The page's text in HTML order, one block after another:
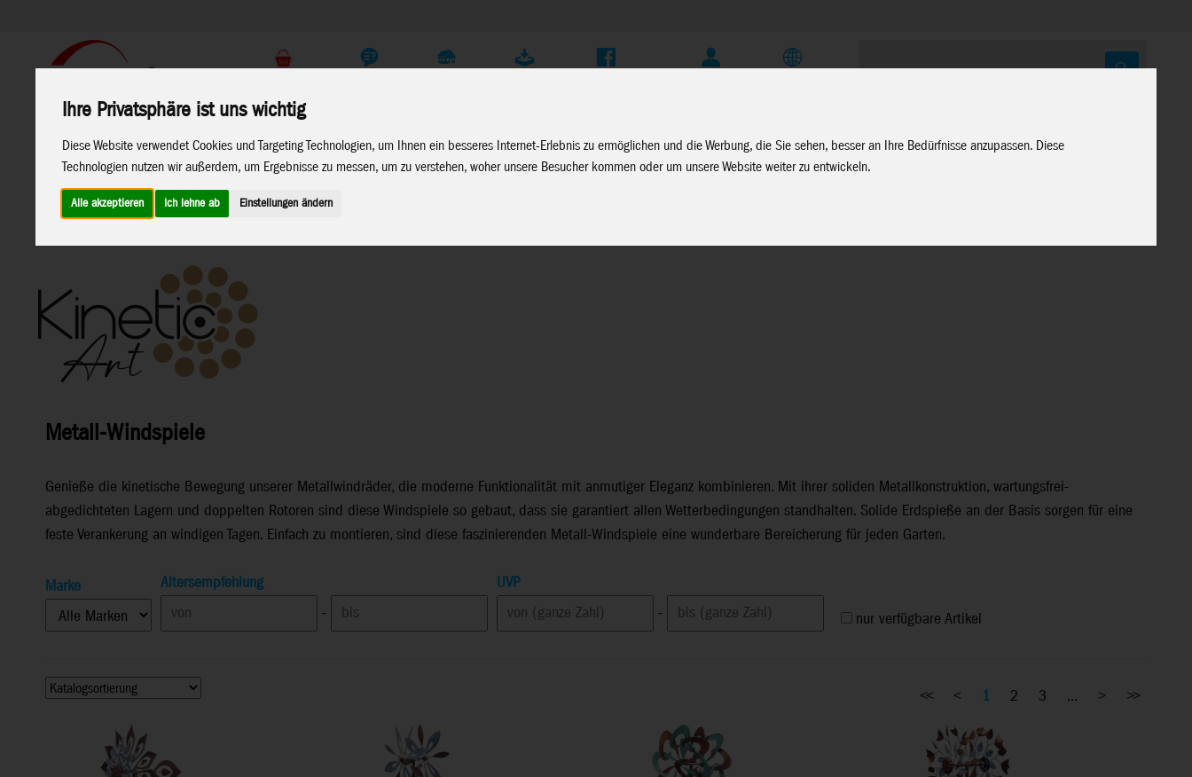
Ihre Privatsphäre ist uns wichtig
Diese Website verwendet Cookies und Targeting Technologien, um Ihnen ein besseres Internet-Erlebnis zu ermöglichen und die Werbung, die Sie sehen, besser an Ihre Bedürfnisse anzupassen. Diese
Technologien nutzen wir außerdem, um Ergebnisse zu messen, um zu verstehen, woher unsere Besucher kommen oder um unsere Website weiter zu entwickeln.
Alle akzeptieren Ich lehne ab Einstellungen ändern
Home> Windspiele >Metall-Windspiele
Metall-Windspiele
Genieße die kinetische Bewegung unserer Metallwindräder, die moderne Funktionalität mit anmutiger Eleganz kombinieren. Mit ihrer soliden Metallkonstruktion, wartungsfrei-
abgedichteten Lagern und doppelten Rotoren sind diese Windspiele so gebaut, dass sie garantiert allen Wetterbedingungen standhalten. Solide Erdspieße an der Basis sorgen für eine
feste Verankerung an windigen Tagen. Einfach zu montieren, sind diese faszinierenden Metall-Windspiele eine wunderbare Bereicherung für jeden Garten.
Marke
Altersempfehlung
-
UVP
-
nur verfügbare Artikel
<< < 1 2 3 ... > >>